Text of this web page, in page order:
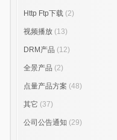
Http Ftp下载 (2)
视频播放 (13)
DRM产品 (12)
全景产品 (2)
点量产品方案 (48)
其它 (37)
公司公告通知 (29)